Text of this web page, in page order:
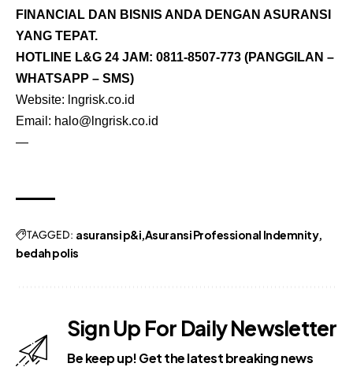
FINANCIAL DAN BISNIS ANDA DENGAN ASURANSI
YANG TEPAT.
HOTLINE L&G 24 JAM: 0811-8507-773 (PANGGILAN –
WHATSAPP – SMS)
Website: lngrisk.co.id
Email: halo@lngrisk.co.id
—
TAGGED: asuransi p&i Asuransi Professional Indemnity
bedah polis
Sign Up For Daily Newsletter
Be keep up! Get the latest breaking news